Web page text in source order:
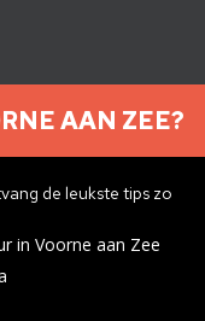
AAN ZEE?
de leukste tips zo
in Voorne aan Zee